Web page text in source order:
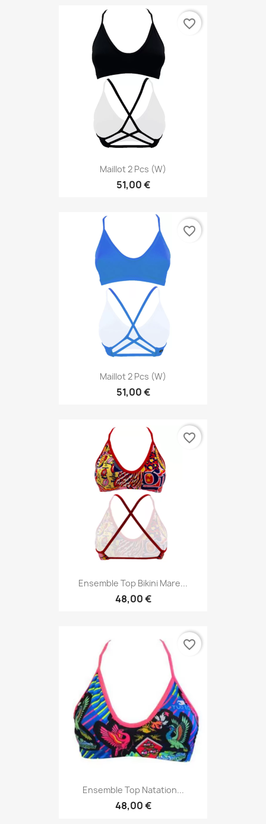
Maillot 2 Pcs (W)
51,00 €
favorite_border
Maillot 2 Pcs (W)
51,00 €
favorite_border
Ensemble Top Bikini Mare...
48,00 €
favorite_border
Ensemble Top Natation...
48,00 €
favorite_border